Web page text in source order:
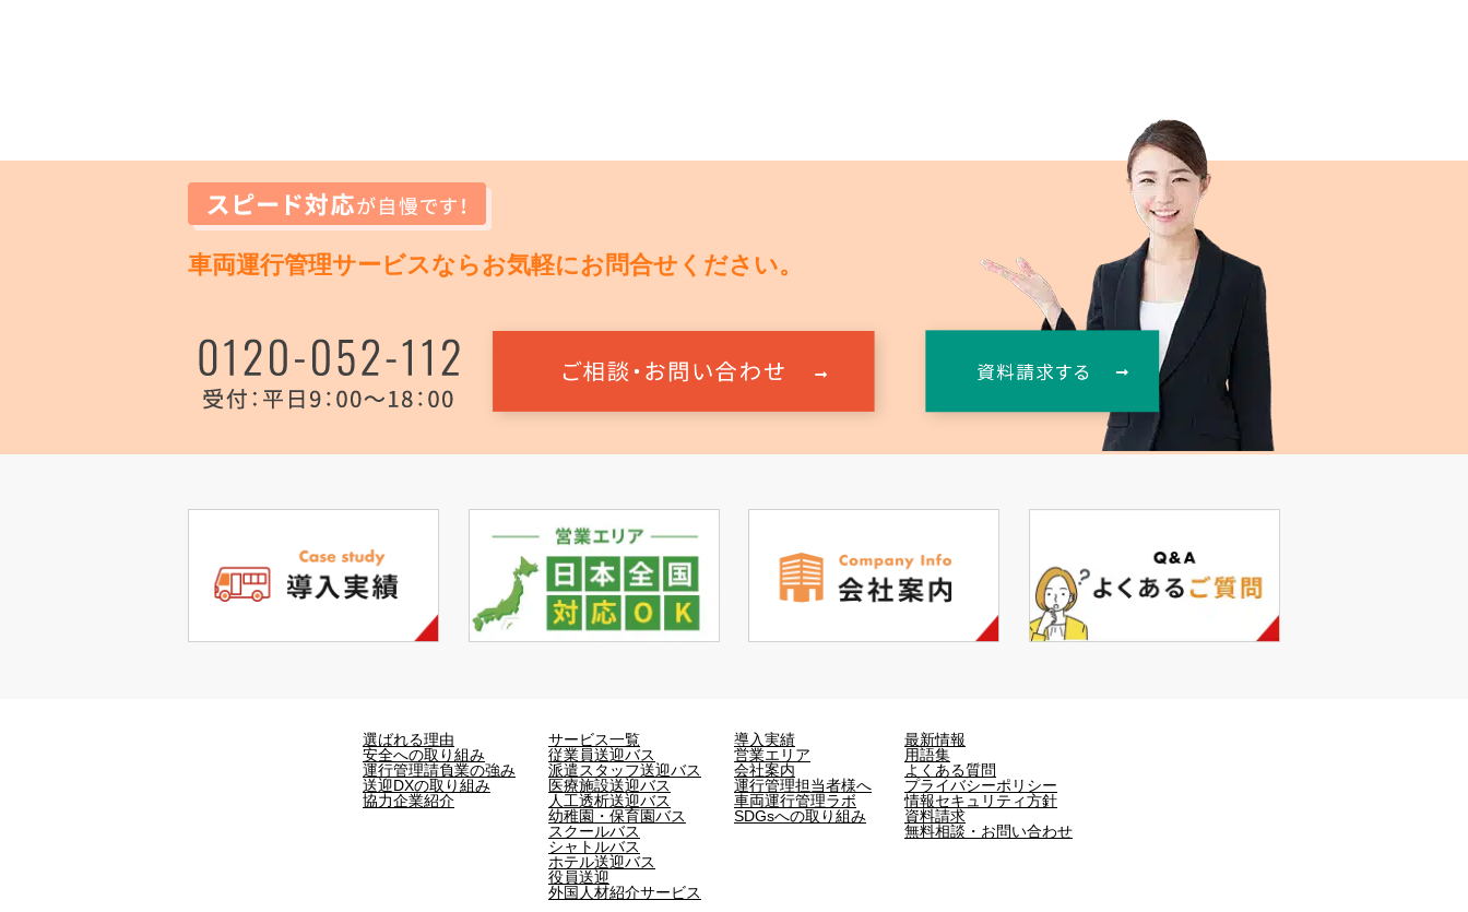
車両運行管理サービスならお気軽にお問合せください。
選ばれる理由
安全への取り組み
運行管理請負業の強み
送迎DXの取り組み
協力企業紹介
サービス一覧
従業員送迎バス
派遣スタッフ送迎バス
医療施設送迎バス
人工透析送迎バス
幼稚園・保育園バス
スクールバス
シャトルバス
ホテル送迎バス
役員送迎
外国人材紹介サービス
導入実績
営業エリア
会社案内
運行管理担当者様へ
車両運行管理ラボ
SDGsへの取り組み
最新情報
用語集
よくある質問
プライバシーポリシー
情報セキュリティ方針
資料請求
無料相談・お問い合わせ